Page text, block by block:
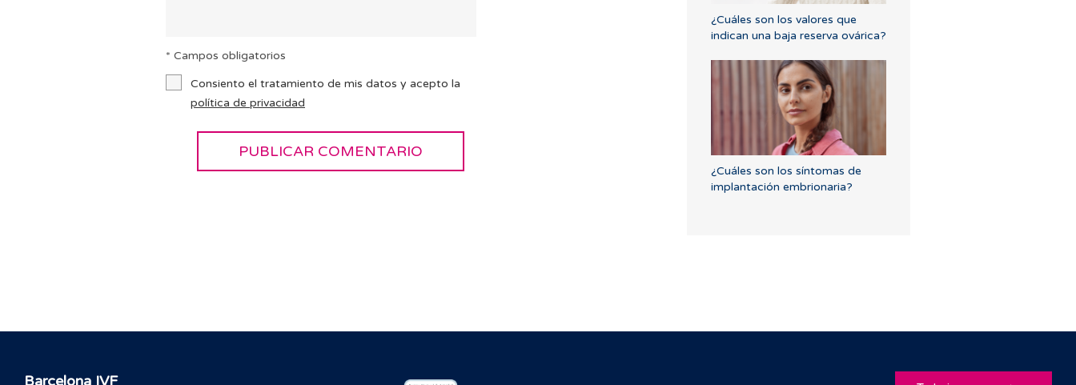
* Campos obligatorios
Consiento el tratamiento de mis datos y acepto la
política de privacidad
¿Cuáles son los valores que
indican una baja reserva ovárica?
¿Cuáles son los síntomas de
implantación embrionaria?
Barcelona IVF